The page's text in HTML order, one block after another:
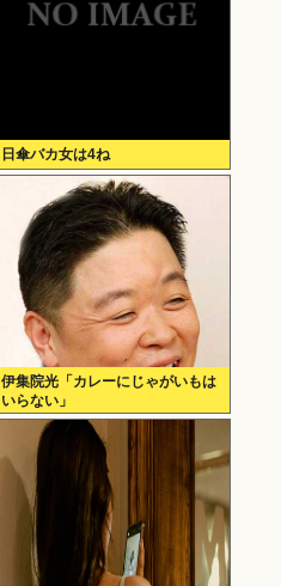
日傘バカ女は4ね
伊集院光「カレーにじゃがいもは
いらない」